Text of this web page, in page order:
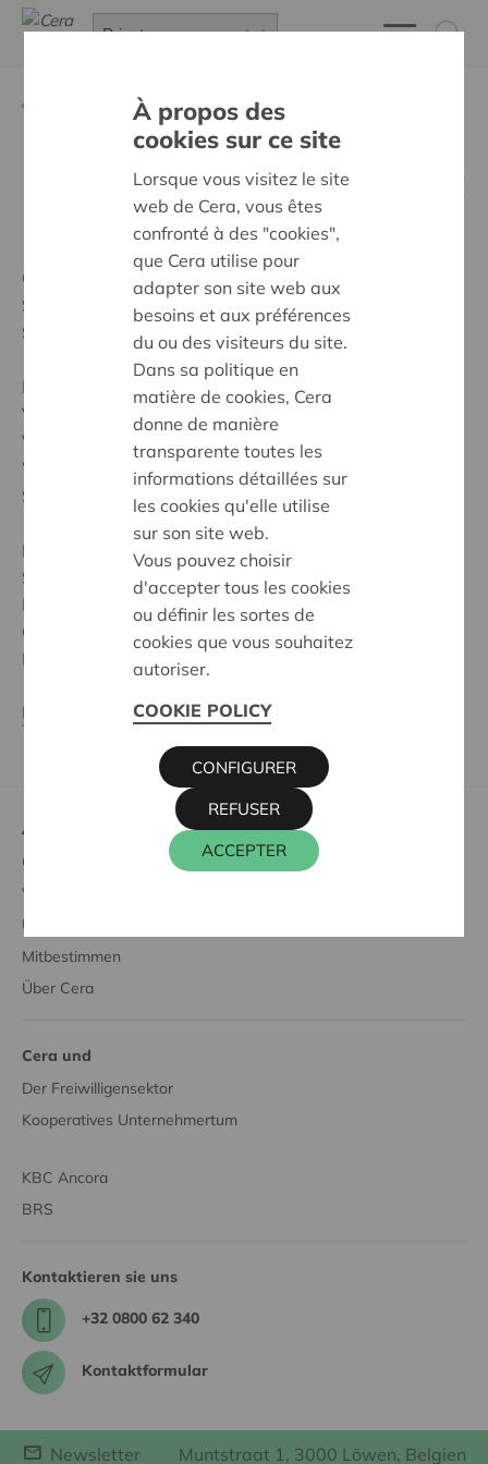
Wettbewerbe
Entdecken Sie Cera auf KBC
Mobile!
Gute Nachrichten: Cera ist ab sofort über 'Extra
Services' in Ihrer KBC Mobile App auf Ihrem
Smartphone verfügbar.
Mit nur wenigen Klicks können Sie jetzt Ihre Cera-
Vorteile bestellen.
Versuchen Sie es selbst und nehmen Sie an unserem
Wettbewerb teil. Sie haben die Chance, 1 von 5
Samsung Galaxy A71 Smartphones zu gewinnen!
NB : Sie können das Wettbewerbsformular auf dieser
Seite nicht finden? Dann gehen Sie zu Ihrer KBC
Mobile-App.
Öffnen Sie 'Zusatzleistungen', klicken Sie auf das Cera-
Logo und gehen Sie zu ‚Teilhaber-Vorteile‘.
Lesen Sie die Wettbewerbsregeln
Alles, was Sie wissen müssen über
Genossenschaftsanteile kaufen
Vorteile genießen
Unterstützung der Gesellschaft
Mitbestimmen
Über Cera
Cera und
Der Freiwilligensektor
Kooperatives Unternehmertum
KBC Ancora
BRS
Kontaktieren sie uns
+32 0800 62 340
Kontaktformular
Newsletter Muntstraat 1, 3000 Löwen, Belgien
À propos des
cookies sur ce site
Lorsque vous visitez le site
web de Cera, vous êtes
confronté à des "cookies",
que Cera utilise pour
adapter son site web aux
besoins et aux préférences
du ou des visiteurs du site.
Dans sa politique en
matière de cookies, Cera
donne de manière
transparente toutes les
informations détaillées sur
les cookies qu'elle utilise
sur son site web.
Vous pouvez choisir
d'accepter tous les cookies
ou définir les sortes de
cookies que vous souhaitez
autoriser.
COOKIE POLICY
ACCEPTER
REFUSER
CONFIGURER